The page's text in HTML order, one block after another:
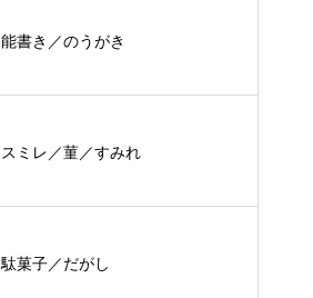
能書き／のうがき
スミレ／菫／すみれ
駄菓子／だがし